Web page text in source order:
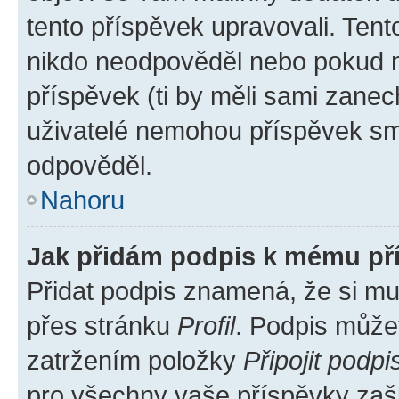
tento příspěvek upravovali.
nikdo neodpověděl nebo pokud
příspěvek (ti by měli sami
uživatelé nemohou příspěvek
odpověděl.
Nahoru
Jak přidám podpis k mému
Přidat podpis znamená, že si
přes stránku Profil. Podpis
zatržením položky Připojit